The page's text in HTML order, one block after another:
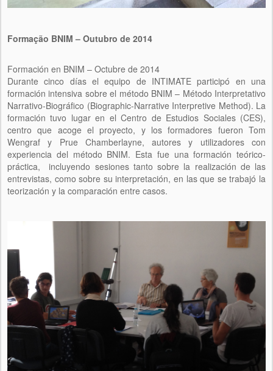
Formação BNIM – Outubro de 2014
Formación en BNIM – Octubre de 2014
Durante cinco días el equipo de INTIMATE participó en una
formación intensiva sobre el método BNIM – Método Interpretativo
Narrativo-Biográfico (Biographic-Narrative Interpretive Method). La
formación tuvo lugar en el Centro de Estudios Sociales (CES),
centro que acoge el proyecto, y los formadores fueron Tom
Wengraf y Prue Chamberlayne, autores y utilizadores con
experiencia del método BNIM. Esta fue una formación teórico-
práctica, incluyendo sesiones tanto sobre la realización de las
entrevistas, como sobre su interpretación, en las que se trabajó la
teorización y la comparación entre casos.